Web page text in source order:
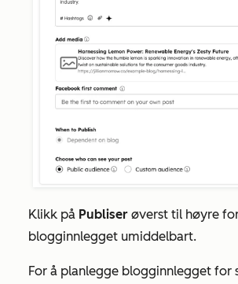
Klikk på Publiser øverst til høyre
blogginnlegget umiddelbart.
For å planlegge blogginnlegget for